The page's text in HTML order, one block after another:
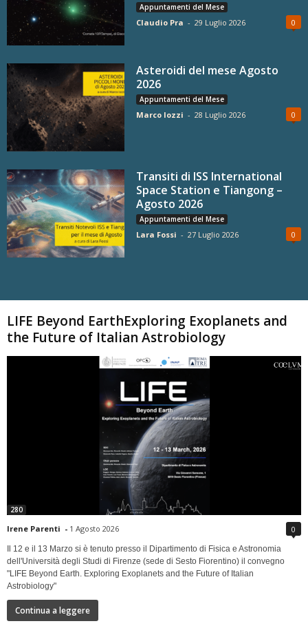
Appuntamenti del Mese
Claudio Pra - 29 Luglio 2026 0
Asteroidi del mese Agosto
2026
Appuntamenti del Mese
Marco Iozzi - 28 Luglio 2026 0
Transiti di ISS International
Space Station e Tiangong –
Agosto 2026
Appuntamenti del Mese
Lara Fossi - 27 Luglio 2026 0
LIFE Beyond EarthExploring Exoplanets and
the Future of Italian Astrobiology
280
Irene Parenti - 1 Agosto 2026 0
Il 12 e il 13 Marzo si è tenuto presso il Dipartimento di Fisica e Astronomia
dell'Università degli Studi di Firenze (sede di Sesto Fiorentino) il convegno
"LIFE Beyond Earth. Exploring Exoplanets and the Future of Italian
Astrobiology"
Continua a leggere